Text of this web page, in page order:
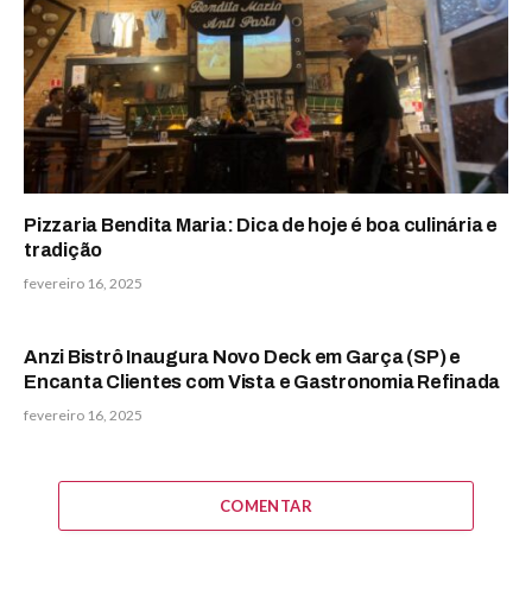
Pizzaria Bendita Maria: Dica de hoje é boa culinária e
tradição
fevereiro 16, 2025
Anzi Bistrô Inaugura Novo Deck em Garça (SP) e
Encanta Clientes com Vista e Gastronomia Refinada
fevereiro 16, 2025
COMENTAR